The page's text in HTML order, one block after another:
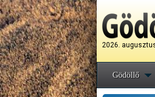
2026.
Gödöllő